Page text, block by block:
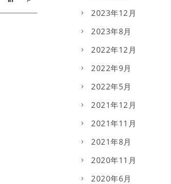
2023年12月
2023年8月
2022年12月
2022年9月
2022年5月
2021年12月
2021年11月
2021年8月
2020年11月
2020年6月